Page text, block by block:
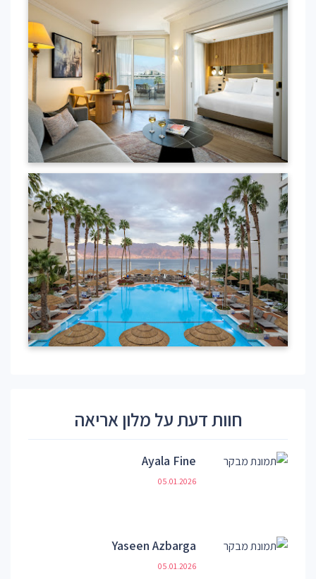
חוות דעת על מלון אריאה
Ayala Fine
05.01.2026
Yaseen Azbarga
05.01.2026